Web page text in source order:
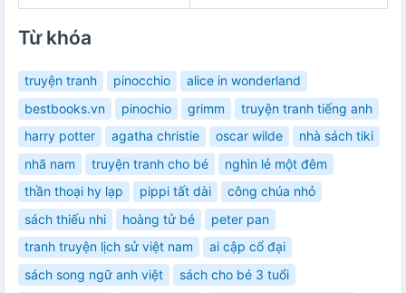
Từ khóa
truyện tranh pinocchio
alice in wonderland
bestbooks.vn
pinochio grimm
truyện tranh tiếng anh
harry potter
agatha christie oscar wilde
nhà sách tiki
nhã nam
truyện tranh cho bé
nghìn lẻ một đêm
thần thoại hy lạp
pippi tất dài
công chúa nhỏ
sách thiếu nhi
hoàng tử bé
peter pan
tranh truyện lịch sử việt nam
ai cập cổ đại
sách song ngữ anh việt
sách cho bé 3 tuổi